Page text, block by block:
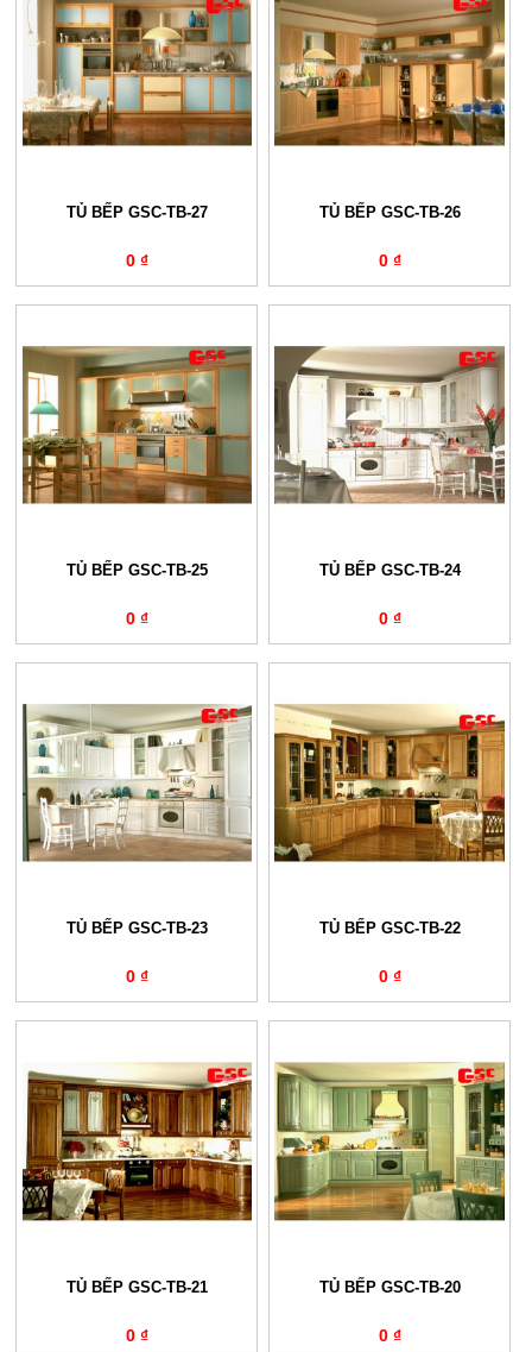
TỦ BẾP GSC-TB-27
0 ₫
TỦ BẾP GSC-TB-26
0 ₫
TỦ BẾP GSC-TB-25
0 ₫
TỦ BẾP GSC-TB-24
0 ₫
TỦ BẾP GSC-TB-23
0 ₫
TỦ BẾP GSC-TB-22
0 ₫
TỦ BẾP GSC-TB-21
0 ₫
TỦ BẾP GSC-TB-20
0 ₫